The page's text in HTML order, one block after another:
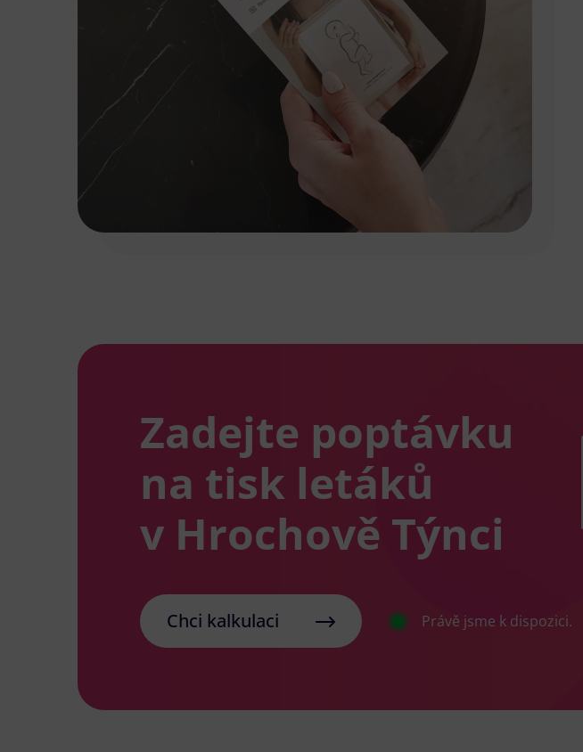
Zadejte poptávku
na tisk letáků
v Hrochově Týnci
Chci kalkulaci Právě jsme k dispozici.